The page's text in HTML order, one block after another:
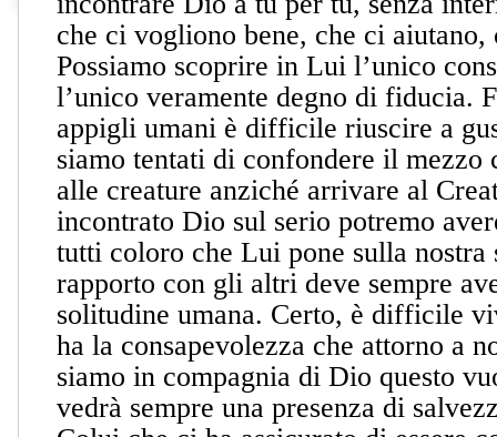
che ci vogliono bene, che ci aiutano,
Possiamo scoprire in Lui l’unico
l’unico veramente degno di fiducia.
appigli umani è difficile riuscire a
siamo tentati di confondere il
alle creature anziché arrivare al
incontrato Dio sul serio potremo
tutti coloro che Lui pone sulla nostra
rapporto con gli altri deve sempre
solitudine umana. Certo, è difficile
ha la consapevolezza che attorno a
siamo in compagnia di Dio questo
vedrà sempre una presenza di